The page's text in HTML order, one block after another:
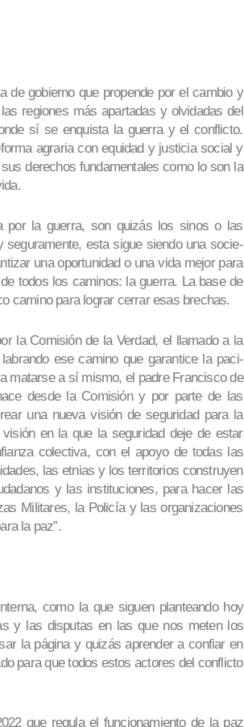
de gobierno que propende por el cambio y
regiones más apar­tadas y olvidadas del
sí se enquista la guerra y el conflicto.
agraria con equidad y justicia so­cial y
derechos fundamentales como lo son la
por la guerra, son quizás los sinos o las
seguramente, esta sigue siendo una socie­
una oportuni­dad o una vida mejor para
todos los cami­nos: la guerra. La base de
camino para lograr cerrar esas brechas.
la Comisión de la Verdad, el llamado a la
ese cami­no que garantice la paci­
matarse a sí mismo, el padre Francisco de
desde la Comisión y por parte de las
una nueva visión de seguri­dad para la
en la que la seguridad deje de estar
co­lectiva, con el apoyo de todas las
las etnias y los territorios construyen
y las instituciones, para hacer las
Militares, la Po­licía y las organizaciones
la paz”.
como la que siguen planteando hoy
y las disputas en las que nos meten los
la página y quizás aprender a confiar en
para que todos estos ac­tores del conflicto
que regula el funcionamiento de la paz